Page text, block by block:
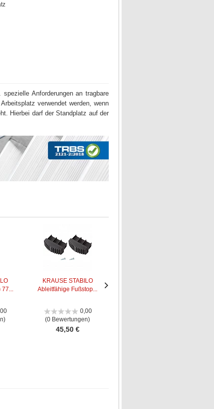
Anforderungen an tragbare
verwendet werden, wenn
Hierbei darf der Standplatz auf der
77...
KRAUSE STABILO
Ableitfähige Fußstop...
0,00
(0 Bewertungen)
45,50 €